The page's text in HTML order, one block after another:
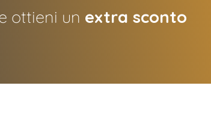
ottieni un extra sconto